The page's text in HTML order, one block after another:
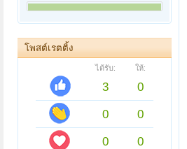
โพสต์เรตติ้ง
ได้รับ: ให้:
3
0
0
0
0
0